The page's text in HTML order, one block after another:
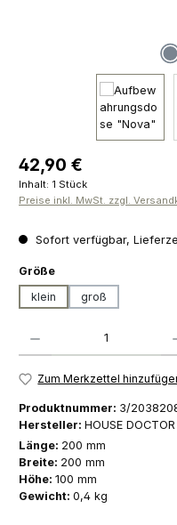
Regulärer Preis:
42,90 €
Inhalt: 1 Stück
Preise inkl. MwSt. zzgl.
Sofort verfügbar,
Größeauswählen
klein
groß
Zum Merkzettel
Produktnummer: 3/
Hersteller: HOUSE DOCTOR
Länge: 200 mm
Breite: 200 mm
Höhe: 100 mm
Gewicht: 0,4 kg